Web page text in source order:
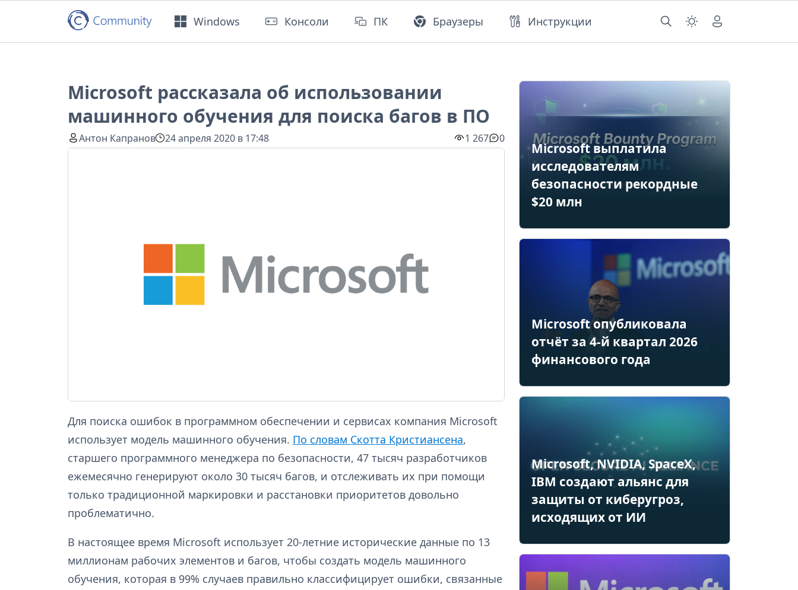
Windows Консоли ПК Браузеры Инструкции
Microsoft рассказала об использовании
машинного обучения для поиска багов в ПО
Антон Капранов 24 апреля 2020 в 17:48 1 267 0
Для поиска ошибок в программном обеспечении и сервисах компания Microsoft
использует модель машинного обучения. По словам Скотта Кристиансена,
старшего программного менеджера по безопасности, 47 тысяч разработчиков
ежемесячно генерируют около 30 тысяч багов, и отслеживать их при помощи
только традиционной маркировки и расстановки приоритетов довольно
проблематично.
В настоящее время Microsoft использует 20-летние исторические данные по 13
миллионам рабочих элементов и багов, чтобы создать модель машинного
обучения, которая в 99% случаев правильно классифицирует ошибки, связанные
Microsoft выплатила
исследователям
безопасности рекордные
$20 млн
Microsoft опубликовала
отчёт за 4-й квартал 2026
финансового года
Microsoft, NVIDIA, SpaceX,
IBM создают альянс для
защиты от киберугроз,
исходящих от ИИ